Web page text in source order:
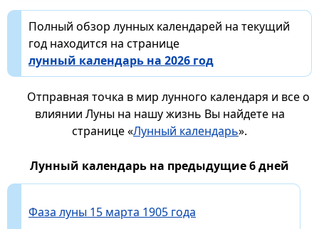
Полный обзор лунных календарей на текущий
год находится на странице
лунный календарь на 2026 год
Отправная точка в мир лунного календаря и все о
влиянии Луны на нашу жизнь Вы найдете на
странице «Лунный календарь».
Лунный календарь на предыдущие 6 дней
Фаза луны 15 марта 1905 года